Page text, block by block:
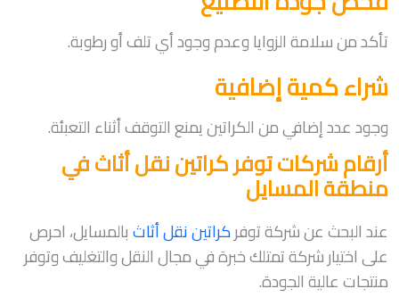
تأكد من سلامة الزوايا وعدم وجود أي تلف أو رطوبة.
شراء كمية إضافية
وجود عدد إضافي من الكراتين يمنع التوقف أثناء التعبئة.
أرقام شركات توفر كراتين نقل أثاث في
منطقة المسايل
عند البحث عن شركة توفركراتين نقل أثاثبالمسايل، احرص
على اختيار شركة تمتلك خبرة في مجال النقل والتغليف وتوفر
منتجات عالية الجودة.